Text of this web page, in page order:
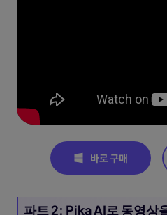
파트 2: Pika AI로 동영상